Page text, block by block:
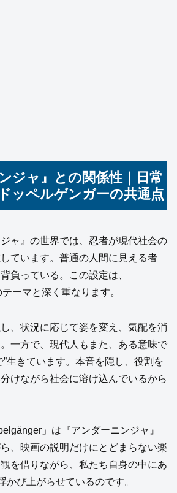
ジャ』との関係性｜日常
ッペルゲンガーの共通点
ャ』の世界では、忍者が現代社会の
ています。普通の人間に見える者
負っている。この設定は、
ーマと深く重なります。
、状況に応じて姿を変え、気配を消
一方で、現代人もまた、ある意味で
”生きています。本音を隠し、役割を
けながら社会に溶け込んでいるから
」は『アンダーニンジャ』
、映画の説明だけにとどまらない楽
を借りながら、私たち自身の中にあ
かび上がらせているのです。